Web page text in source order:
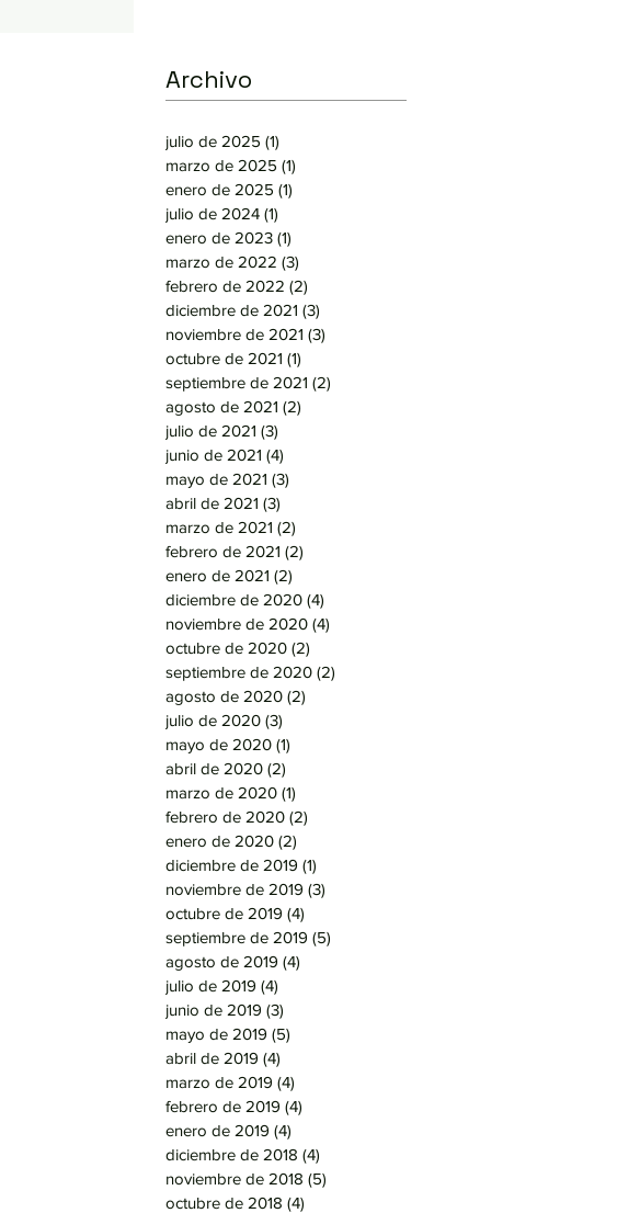
Archivo
julio de 2025 (1)
marzo de 2025 (1)
enero de 2025 (1)
julio de 2024 (1)
enero de 2023 (1)
marzo de 2022 (3)
febrero de 2022 (2)
diciembre de 2021 (3)
noviembre de 2021 (3)
octubre de 2021 (1)
septiembre de 2021 (2)
agosto de 2021 (2)
julio de 2021 (3)
junio de 2021 (4)
mayo de 2021 (3)
abril de 2021 (3)
marzo de 2021 (2)
febrero de 2021 (2)
enero de 2021 (2)
diciembre de 2020 (4)
noviembre de 2020 (4)
octubre de 2020 (2)
septiembre de 2020 (2)
agosto de 2020 (2)
julio de 2020 (3)
mayo de 2020 (1)
abril de 2020 (2)
marzo de 2020 (1)
febrero de 2020 (2)
enero de 2020 (2)
diciembre de 2019 (1)
noviembre de 2019 (3)
octubre de 2019 (4)
septiembre de 2019 (5)
agosto de 2019 (4)
julio de 2019 (4)
junio de 2019 (3)
mayo de 2019 (5)
abril de 2019 (4)
marzo de 2019 (4)
febrero de 2019 (4)
enero de 2019 (4)
diciembre de 2018 (4)
noviembre de 2018 (5)
octubre de 2018 (4)